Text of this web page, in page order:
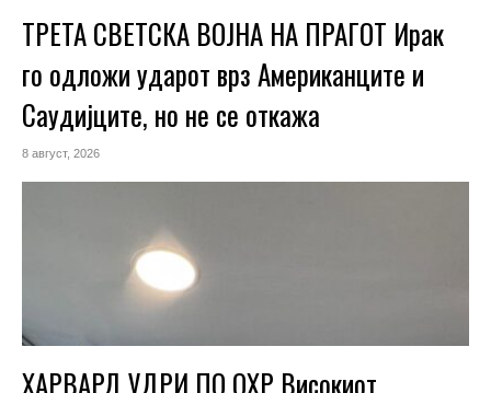
ТРЕТА СВЕТСКА ВОЈНА НА ПРАГОТ Ирак
го одложи ударот врз Американците и
Саудијците, но не се откажа
8 август, 2026
ХАРВАРД УДРИ ПО ОХР Високиот